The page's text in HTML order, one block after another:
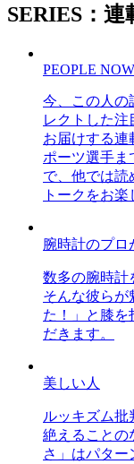
SERIES：連
PEOPLE NOW
今、この人の
レクトした
お届けする連
ポーツ選手ま
で、他では読
トークをお楽
腕時計のプロ
数多の腕時計
そんな彼らが
た！」と膝を
だきます。
美しい人
ルッキズム批
絶えることの
さ」はパタ